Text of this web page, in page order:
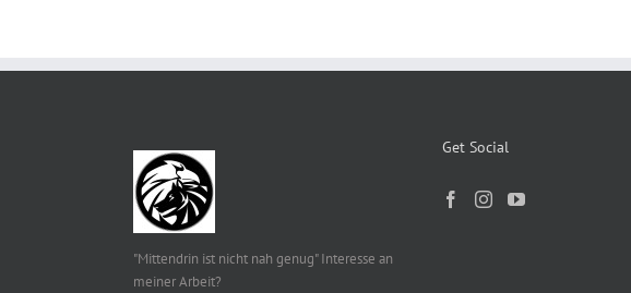
"Mittendrin ist nicht nah genug" Interesse an
meiner Arbeit?
Get Social